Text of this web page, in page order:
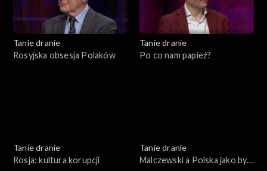
Tanie dranie
Rosyjska obsesja Polaków
Tanie dranie
Po co nam papież?
Tanie dranie
Rosja: kultura korupcji
Tanie dranie
Malczewski a Polska jako byt